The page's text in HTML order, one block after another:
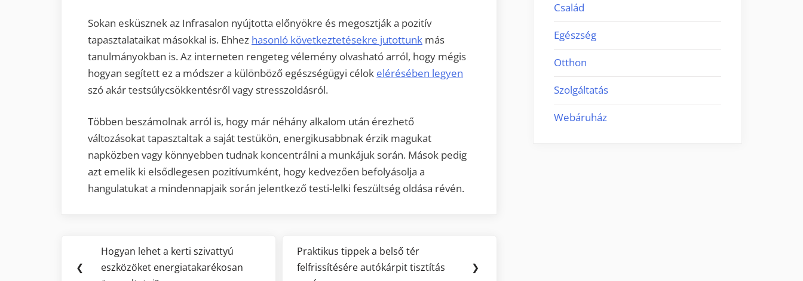
Sokan esküsznek az Infrasalon nyújtotta előnyökre és megosztják a pozitív
tapasztalataikat másokkal is. Ehhez hasonló következtetésekre jutottunk más
tanulmányokban is. Az interneten rengeteg vélemény olvasható arról, hogy mégis
hogyan segített ez a módszer a különböző egészségügyi célok elérésében legyen
szó akár testsúlycsökkentésről vagy stresszoldásról.
Többen beszámolnak arról is, hogy már néhány alkalom után érezhető
változásokat tapasztaltak a saját testükön, energikusabbnak érzik magukat
napközben vagy könnyebben tudnak koncentrálni a munkájuk során. Mások pedig
azt emelik ki elsődlegesen pozitívumként, hogy kedvezően befolyásolja a
hangulatukat a mindennapjaik során jelentkező testi-lelki feszültség oldása révén.
Bejegyzés
navigáció
❮
Previous
Post:
Hogyan lehet a kerti szivattyú
eszközöket energiatakarékosan
Next
Post:
Praktikus tippek a belső tér
felfrissítésére autókárpit tisztítás
❯
Család
Egészség
Otthon
Szolgáltatás
Webáruház